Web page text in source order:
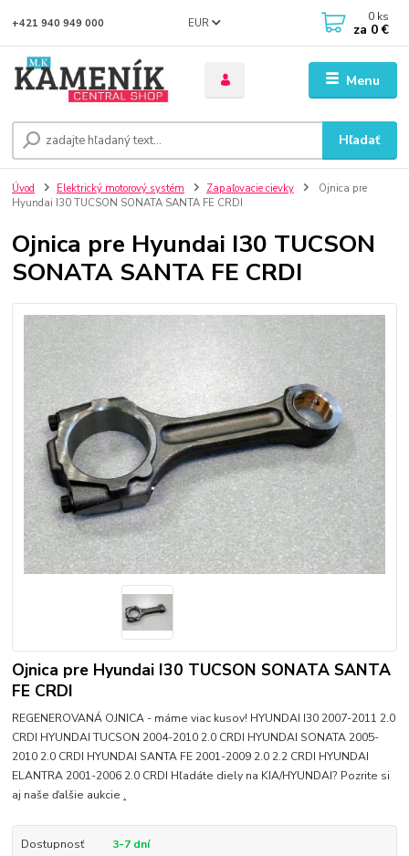
Menu
EUR
Hľadať
+421 940 949 000 0 ks
za 0 €
Úvod Elektrický motorový systém Zapaľovacie cievky
Ojnica pre
Hyundai I30 TUCSON SONATA SANTA FE CRDI
Ojnica pre Hyundai I30 TUCSON
SONATA SANTA FE CRDI
Ojnica pre Hyundai I30 TUCSON SONATA SANTA
FE CRDI
REGENEROVANÁ OJNICA - máme viac kusov! HYUNDAI I30 2007-2011 2.0
CRDI HYUNDAI TUCSON 2004-2010 2.0 CRDI HYUNDAI SONATA 2005-
2010 2.0 CRDI HYUNDAI SANTA FE 2001-2009 2.0 2.2 CRDI HYUNDAI
ELANTRA 2001-2006 2.0 CRDI Hľadáte diely na KIA/HYUNDAI? Pozrite si
aj naše ďalšie aukcie .
Dostupnosť 3-7 dní